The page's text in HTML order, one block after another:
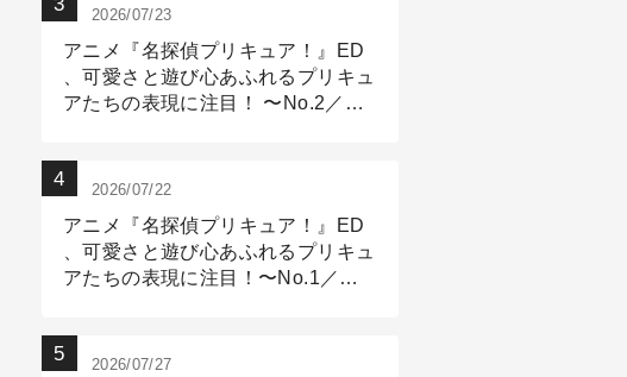
2026/07/23
アニメ『名探偵プリキュア！』ED
、可愛さと遊び心あふれるプリキュ
アたちの表現に注目！ 〜No.2／モ
2026/07/22
アニメ『名探偵プリキュア！』ED
、可愛さと遊び心あふれるプリキュ
アたちの表現に注目！〜No.1／演
2026/07/27